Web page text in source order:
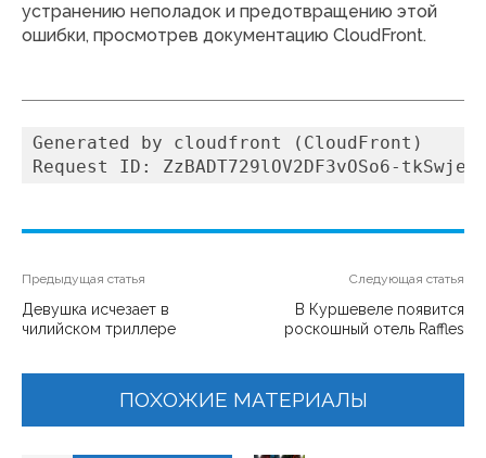
устранению неполадок и предотвращению этой
ошибки, просмотрев документацию CloudFront.
Generated by cloudfront (CloudFront)
Предыдущая статья
Девушка исчезает в
чилийском триллере
Следующая статья
В Куршевеле появится
роскошный отель Raffles
ПОХОЖИЕ МАТЕРИАЛЫ